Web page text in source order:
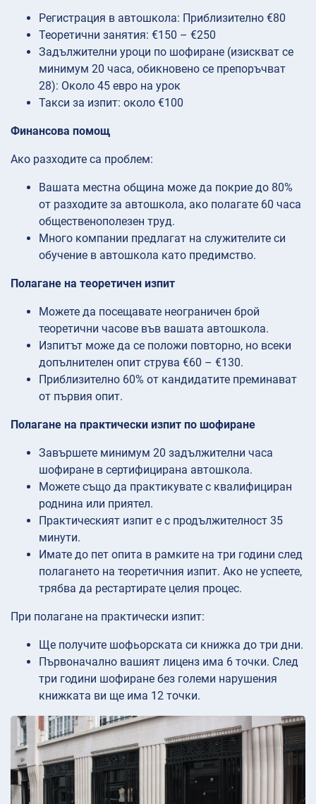
Регистрация в автошкола: Приблизително €80
Теоретични занятия: €150 – €250
Задължителни уроци по шофиране (изискват се
минимум 20 часа, обикновено се препоръчват
28): Около 45 евро на урок
Такси за изпит: около €100
Финансова помощ
Ако разходите са проблем:
Вашата местна община може да покрие до 80%
от разходите за автошкола, ако полагате 60 часа
общественополезен труд.
Много компании предлагат на служителите си
обучение в автошкола като предимство.
Полагане на теоретичен изпит
Можете да посещавате неограничен брой
теоретични часове във вашата автошкола.
Изпитът може да се положи повторно, но всеки
допълнителен опит струва €60 – €130.
Приблизително 60% от кандидатите преминават
от първия опит.
Полагане на практически изпит по шофиране
Завършете минимум 20 задължителни часа
шофиране в сертифицирана автошкола.
Можете също да практикувате с квалифициран
роднина или приятел.
Практическият изпит е с продължителност 35
минути.
Имате до пет опита в рамките на три години след
полагането на теоретичния изпит. Ако не успеете,
трябва да рестартирате целия процес.
При полагане на практически изпит:
Ще получите шофьорската си книжка до три дни.
Първоначално вашият лиценз има 6 точки. След
три години шофиране без големи нарушения
книжката ви ще има 12 точки.